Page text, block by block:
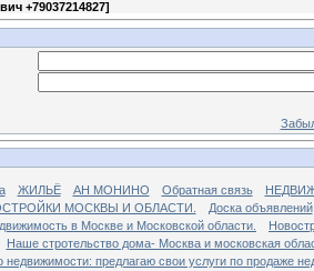
+79037214827]
ЖИЛЬЁ АН МОНИНО Обратная связь
МОСКВЫ И ОБЛАСТИ.
Доска объявлений
в Москве и Московской области.
Наше стротельство дома- Москва и московская
недвижимости: предлагаю свои услуги по продаже